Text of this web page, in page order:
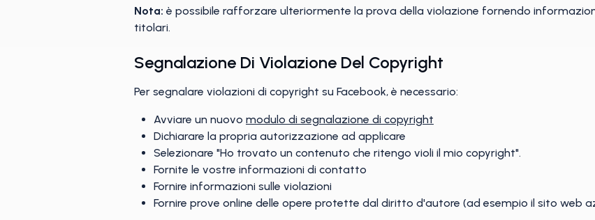
Nota: è possibile rafforzare ulteriormente la prova della violazione fornendo
titolari.
Segnalazione Di Violazione Del Copyright
Per segnalare violazioni di copyright su Facebook, è necessario:
Avviare un nuovo modulo di segnalazione di copyright
Dichiarare la propria autorizzazione ad applicare
Selezionare "Ho trovato un contenuto che ritengo violi il mio copyright".
Fornite le vostre informazioni di contatto
Fornire informazioni sulle violazioni
Fornire prove online delle opere protette dal diritto d'autore (ad esempio il sito web